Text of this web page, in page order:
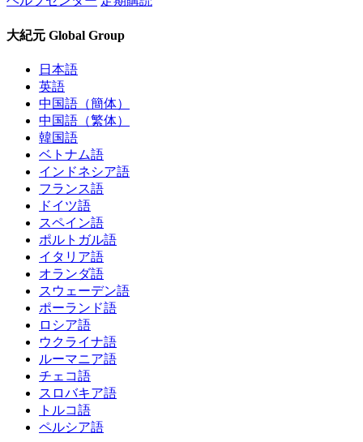
大紀元 Global Group
日本語
英語
中国語（簡体）
中国語（繁体）
韓国語
ベトナム語
インドネシア語
フランス語
ドイツ語
スペイン語
ポルトガル語
イタリア語
オランダ語
スウェーデン語
ポーランド語
ロシア語
ウクライナ語
ルーマニア語
チェコ語
スロバキア語
トルコ語
ペルシア語